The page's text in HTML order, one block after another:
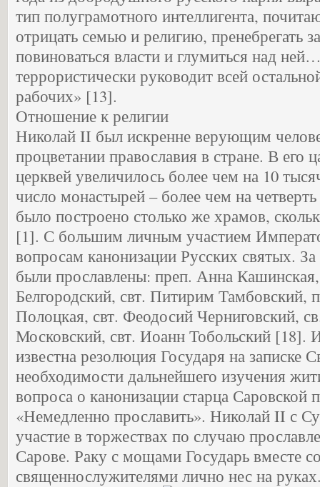
тип полуграмотного интеллигента,
отрицать семью и религию, пренебрегать
повиноваться власти и глумиться над
террористически руководит всей
рабочих» [13].
Отношение к религии
Николай II был искренне верующим
процветании православия в стране. В его
церквей увеличилось более чем на 10
число монастырей – более чем на
было построено столько же храмов,
[1]. С большим личным участием
вопросам канонизации Русских святых.
были прославлены: преп. Анна
Белгородский, свт. Питирим Тамбовский,
Полоцкая, свт. Феодосий Черниговский,
Московский, свт. Иоанн Тобольский [18].
известна резолюция Государя на записке
необходимости дальнейшего изучения
вопроса о канонизации старца
«Немедленно прославить». Николай II с
участие в торжествах по случаю
Сарове. Раку с мощами Государь вместе
священнослужителями лично нес на